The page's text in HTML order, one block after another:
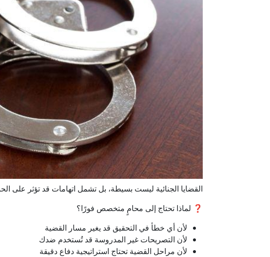
القضايا الجنائية ليست بسيطة، بل تشمل اتهامات قد تؤثر على
❓ لماذا تحتاج إلى محامٍ متخصص فورًا؟
لأن أي خطأ في التحقيق قد يغير مسار القضية
لأن التصريحات غير المدروسة قد تُستخدم ضدك
لأن مراحل القضية تحتاج استراتيجية دفاع دقيقة